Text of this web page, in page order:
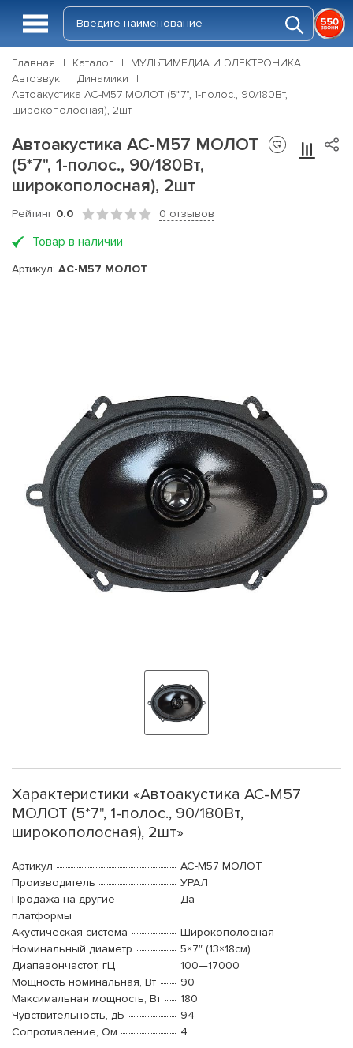
Главная Каталог
МУЛЬТИМЕДИА И ЭЛЕКТРОНИКА
Автозвук
Динамики
Автоакустика АС-М57 МОЛОТ (5*7", 1-полос., 90/180Вт,
широкополосная), 2шт
Автоакустика АС-М57 МОЛОТ
(5*7", 1-полос., 90/180Вт,
широкополосная), 2шт
Рейтинг 0.0 0 отзывов
Товар в наличии
Артикул: АС-М57 МОЛОТ
Характеристики «Автоакустика АС-М57
МОЛОТ (5*7", 1-полос., 90/180Вт,
широкополосная), 2шт»
Артикул
АС-М57 МОЛОТ
Производитель
УРАЛ
Продажа на другие
платформы
Да
Акустическая система
Широкополосная
Номинальный диаметр
5×7″ (13×18см)
Диапазончастот, гЦ
100—17000
Мощность номинальная, Вт
90
Максимальная мощность, Вт
180
Чувствительность, дБ
94
Сопротивление, Ом
4